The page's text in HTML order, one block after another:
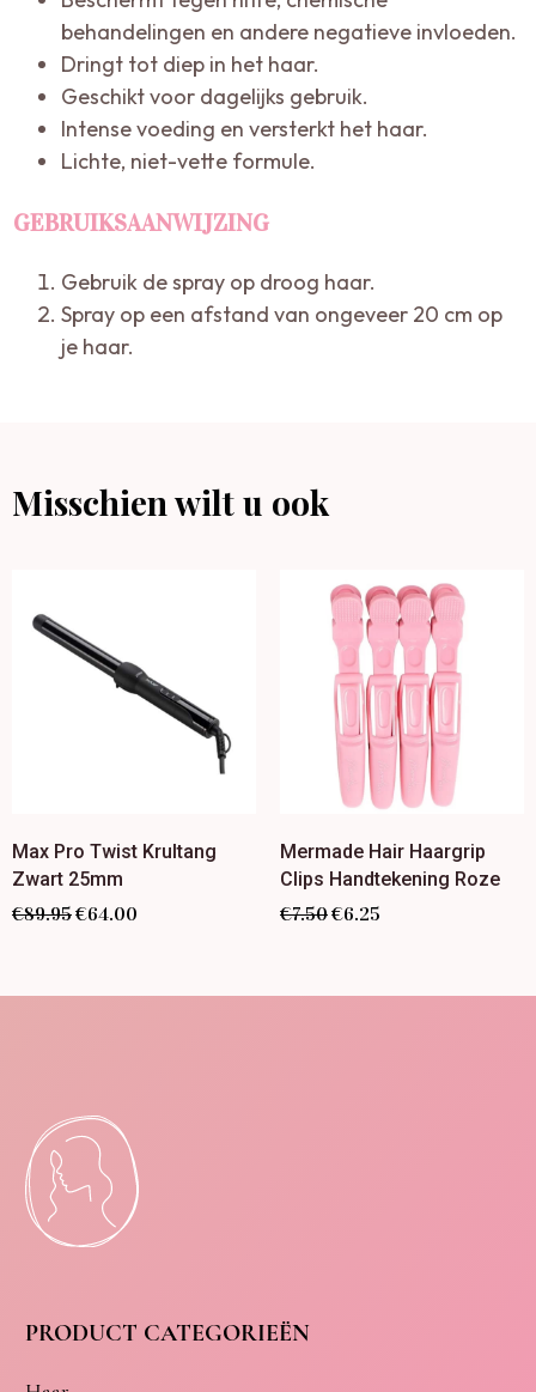
behandelingen en andere negatieve invloeden.
Dringt tot diep in het haar.
Geschikt voor dagelijks gebruik.
Intense voeding en versterkt het haar.
Lichte, niet-vette formule.
GEBRUIKSAANWIJZING
Gebruik de spray op droog haar.
Spray op een afstand van ongeveer 20 cm op
je haar.
Misschien wilt u ook
Max Pro Twist Krultang
Zwart 25mm
€89.95€64.00
Mermade Hair Haargrip
Clips Handtekening Roze
€7.50€6.25
PRODUCT CATEGORIEËN